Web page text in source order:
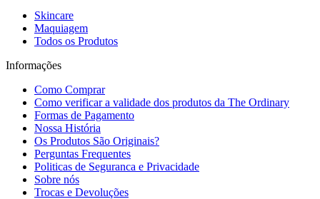
Skincare
Maquiagem
Todos os Produtos
Informações
Como Comprar
Como verificar a validade dos produtos da The Ordinary
Formas de Pagamento
Nossa História
Os Produtos São Originais?
Perguntas Frequentes
Politicas de Seguranca e Privacidade
Sobre nós
Trocas e Devoluções